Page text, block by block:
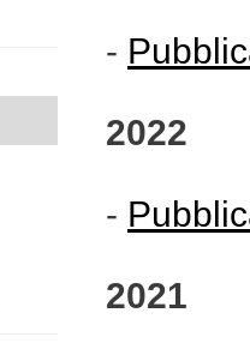
-
2022
-
2021